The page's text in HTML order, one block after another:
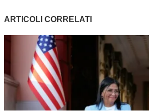
ARTICOLI CORRELATI